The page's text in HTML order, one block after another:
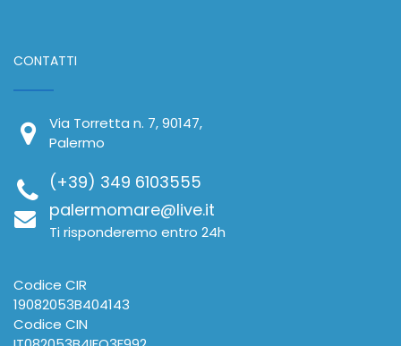
CONTATTI
Via Torretta n. 7, 90147,
Palermo
(+39) 349 6103555
palermomare@live.it
Ti risponderemo entro 24h
Codice CIR
19082053B404143
Codice CIN